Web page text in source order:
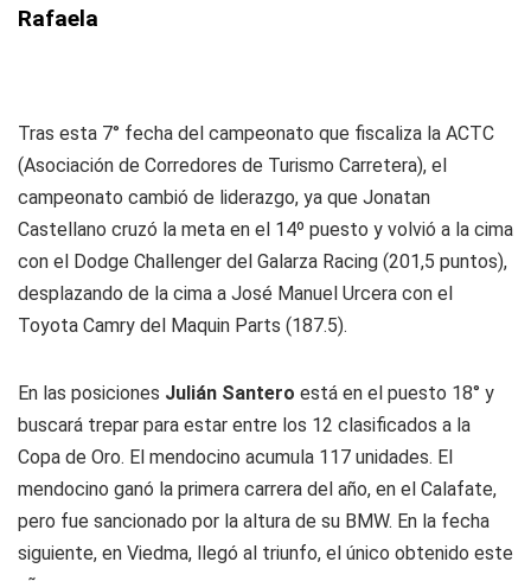
Rafaela
Tras esta 7° fecha del campeonato que fiscaliza la ACTC
(Asociación de Corredores de Turismo Carretera), el
campeonato cambió de liderazgo, ya que Jonatan
Castellano cruzó la meta en el 14º puesto y volvió a la cima
con el Dodge Challenger del Galarza Racing (201,5 puntos),
desplazando de la cima a José Manuel Urcera con el
Toyota Camry del Maquin Parts (187.5).
En las posiciones Julián Santero está en el puesto 18° y
buscará trepar para estar entre los 12 clasificados a la
Copa de Oro. El mendocino acumula 117 unidades. El
mendocino ganó la primera carrera del año, en el Calafate,
pero fue sancionado por la altura de su BMW. En la fecha
siguiente, en Viedma, llegó al triunfo, el único obtenido este